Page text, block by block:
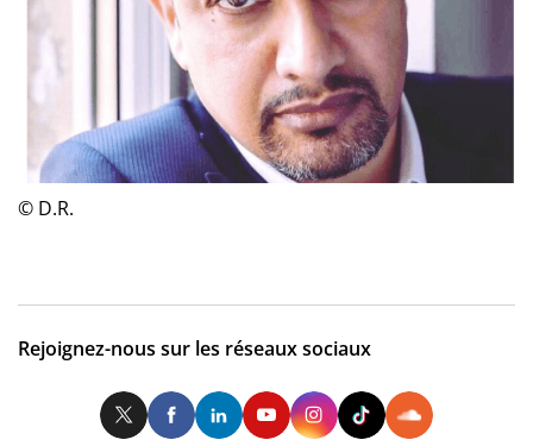
© D.R.
Rejoignez-nous sur les réseaux sociaux
TwitterFacebookLinkedInYoutubeInstagram